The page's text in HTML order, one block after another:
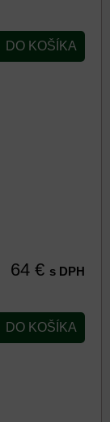
DO KOŠÍKA
64 € s DPH
DO KOŠÍKA